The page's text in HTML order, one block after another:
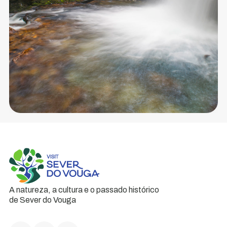
la
découverte
d'une...
A natureza, a cultura e o passado histórico
de Sever do Vouga